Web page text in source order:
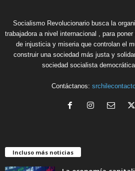
Socialismo Revolucionario busca la
trabajadora a nivel internacional , para
de injusticia y miseria que controlan el
construir una sociedad más justa y
sociedad socialista
Contáctanos:
Incluso más noticias